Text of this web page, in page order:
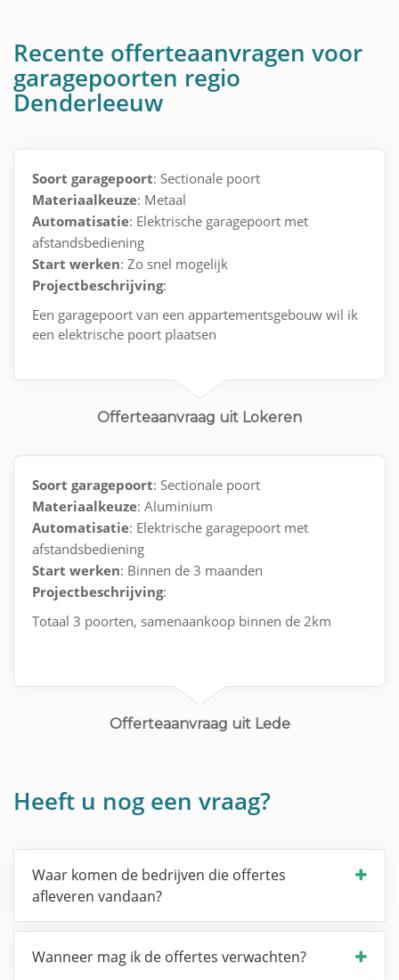
Recente offerteaanvragen voor
garagepoorten regio
Denderleeuw
Soort garagepoort: Sectionale poort
Materiaalkeuze: Metaal
Automatisatie: Elektrische garagepoort met
afstandsbediening
Start werken: Zo snel mogelijk
Projectbeschrijving:
Een garagepoort van een appartementsgebouw wil ik
een elektrische poort plaatsen
Offerteaanvraag uit Lokeren
Soort garagepoort: Sectionale poort
Materiaalkeuze: Aluminium
Automatisatie: Elektrische garagepoort met
afstandsbediening
Start werken: Binnen de 3 maanden
Projectbeschrijving:
Totaal 3 poorten, samenaankoop binnen de 2km
Offerteaanvraag uit Lede
Heeft u nog een vraag?
Waar komen de bedrijven die offertes
afleveren vandaan?
Wanneer mag ik de offertes verwachten?